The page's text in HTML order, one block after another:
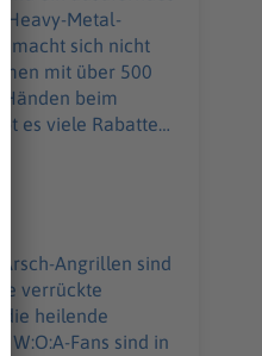
Heavy-Metal-
macht sich nicht
mit über 500
Händen beim
Angrillen sind
verrückte
heilende
Fans sind in